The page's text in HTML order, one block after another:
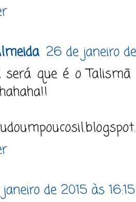
26 de janeiro
será que é o
de 2015 às 16:15